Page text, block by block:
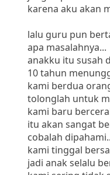
karena aku akan
lalu guru pun
apa masalahnya...
anakku itu susah
10 tahun
kami berdua
tolonglah untuk
kami baru
itu akan sangat
cobalah
kami tinggal
jadi anak selalu